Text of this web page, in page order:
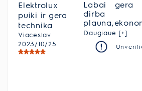
Elektrolux
puiki ir gera
technika
Viaceslav
2023/10/25
Labai gera
visiems.Aciu
Daugiaue [+]